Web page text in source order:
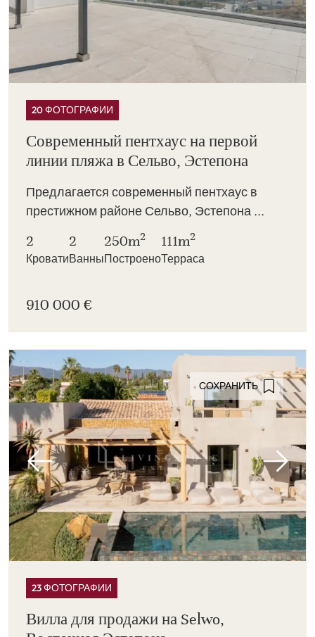
20 ФОТОГРАФИИ
Современный пентхаус на первой
линии пляжа в Сельво, Эстепона
Предлагается современный пентхаус в
престижном районе Сельво, Эстепона ...
2
Кровати
2
Ванны
250m2
Построено
111m2
Терраса
910 000 €
СОХРАНИТЬ
23 ФОТОГРАФИИ
Вилла для продажи на Selwo,